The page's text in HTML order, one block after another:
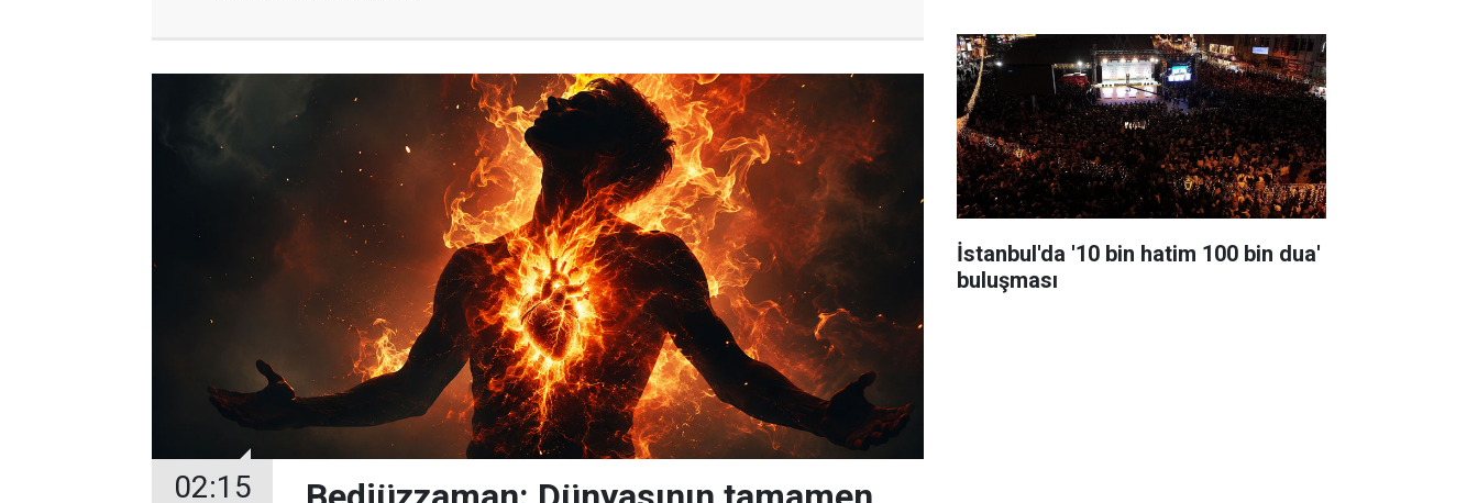
02:15
İstanbul'da '10 bin hatim 100 bin dua'
buluşması